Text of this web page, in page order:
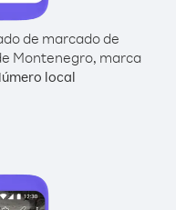
de marcado de
Montenegro, marca
local